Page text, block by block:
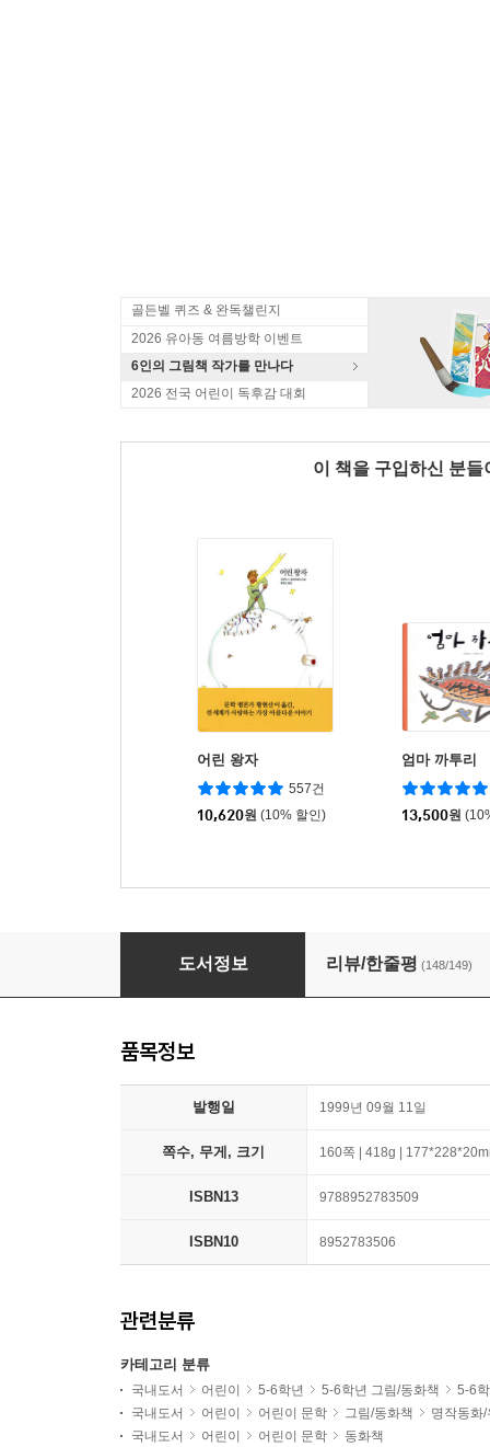
골든벨 퀴즈 & 완독챌린지
2026 유아동 여름방학 이벤트
6인의 그림책 작가를 만나다
2026 전국 어린이 독후감 대회
이 책을 구입하신 분
어린 왕자
557건
10,620원 (10% 할인)
엄마 까투리
13,500원
꽃들에게 희망을
도서정보 리뷰/한줄평 (148/149)
품목정보
발행일 1999년 09월 11일
쪽수, 무게, 크기 160쪽 | 418g |
ISBN13 9788952783509
ISBN10 8952783506
관련분류
카테고리 분류
국내도서 어린이 5-6학년 5-6학년 그림/동화책
5-6
국내도서
어린이 어린이 문학 그림/동화책
명작동화/
국내도서
어린이 어린이 문학
동화책